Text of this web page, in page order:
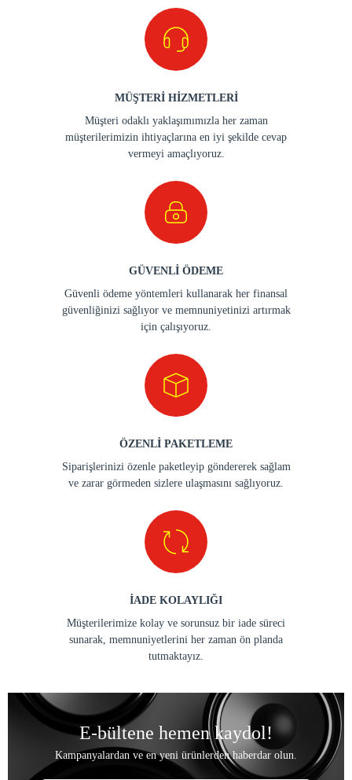
MÜŞTERİ HİZMETLERİ
Müşteri odaklı yaklaşımımızla her zaman
müşterilerimizin ihtiyaçlarına en iyi şekilde cevap
vermeyi amaçlıyoruz.
GÜVENLİ ÖDEME
Güvenli ödeme yöntemleri kullanarak her finansal
güvenliğinizi sağlıyor ve memnuniyetinizi artırmak
için çalışıyoruz.
ÖZENLİ PAKETLEME
Siparişlerinizi özenle paketleyip göndererek sağlam
ve zarar görmeden sizlere ulaşmasını sağlıyoruz.
İADE KOLAYLIĞI
Müşterilerimize kolay ve sorunsuz bir iade süreci
sunarak, memnuniyetlerini her zaman ön planda
tutmaktayız.
E-bültene hemen kaydol!
Kampanyalardan ve en yeni ürünlerden haberdar olun.